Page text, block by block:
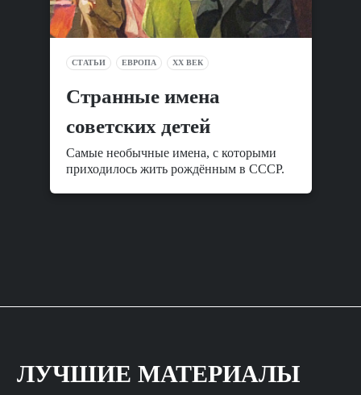
СТАТЬИ ЕВРОПА XX ВЕК
Cтранные имена
советских детей
Самые необычные имена, с которыми
приходилось жить рождённым в СССР.
ЛУЧШИЕ МАТЕРИАЛЫ